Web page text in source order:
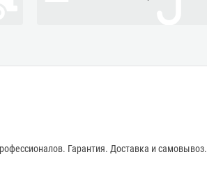
Гарантия. Доставка и самовывоз.